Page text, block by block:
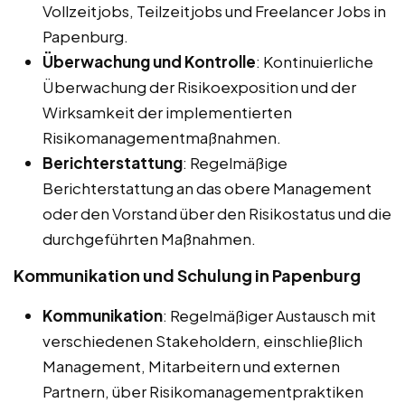
Vollzeitjobs, Teilzeitjobs und Freelancer Jobs in
Papenburg.
Überwachung und Kontrolle: Kontinuierliche
Überwachung der Risikoexposition und der
Wirksamkeit der implementierten
Risikomanagementmaßnahmen.
Berichterstattung: Regelmäßige
Berichterstattung an das obere Management
oder den Vorstand über den Risikostatus und die
durchgeführten Maßnahmen.
Kommunikation und Schulung in Papenburg
Kommunikation: Regelmäßiger Austausch mit
verschiedenen Stakeholdern, einschließlich
Management, Mitarbeitern und externen
Partnern, über Risikomanagementpraktiken